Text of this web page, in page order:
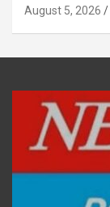
August 5, 2026